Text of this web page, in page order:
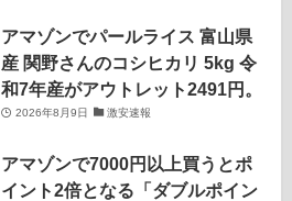
アマゾンでパールライス 富山県
産 関野さんのコシヒカリ 5kg 令
和7年産がアウトレット2491円。
2026年8月9日 激安速報
アマゾンで7000円以上買うとポ
イント2倍となる「ダブルポイン